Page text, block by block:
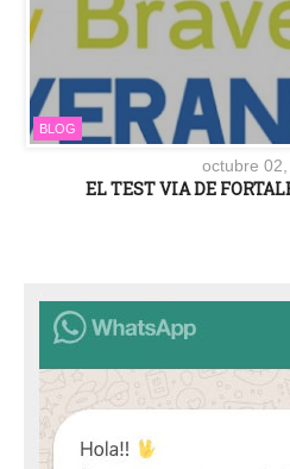
BLOG
octubre
EL TEST VIA DE